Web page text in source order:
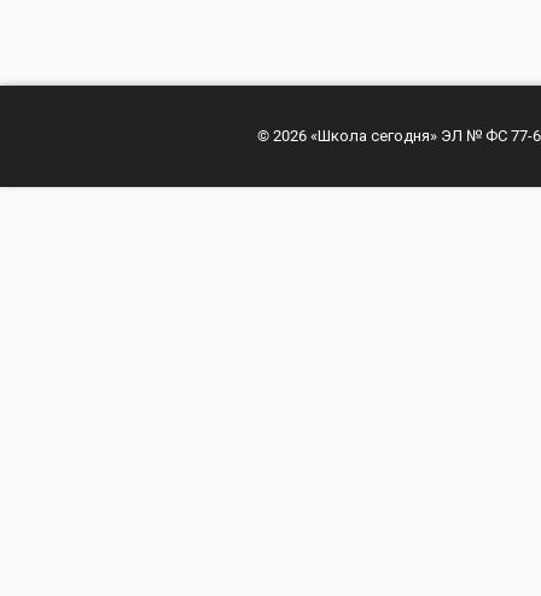
© 2026 «Школа сегодня» ЭЛ № ФС 77-